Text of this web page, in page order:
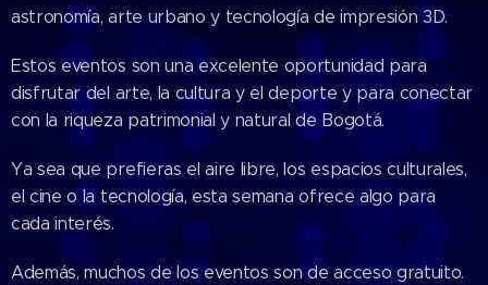
astronomía, arte urbano y tecnología de impresión 3D.
Estos eventos son una excelente oportunidad para
disfrutar del arte, la cultura y el deporte y para conectar
con la riqueza patrimonial y natural de Bogotá.
Ya sea que prefieras el aire libre, los espacios culturales,
el cine o la tecnología, esta semana ofrece algo para
cada interés.
Además, muchos de los eventos son de acceso gratuito.